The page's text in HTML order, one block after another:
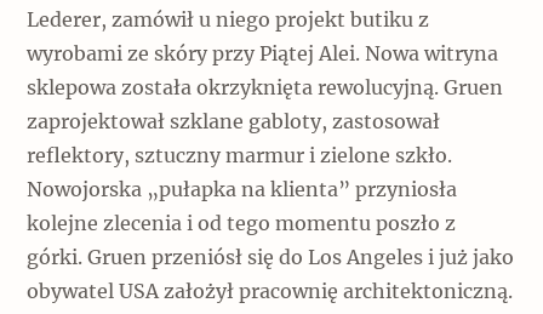
Lederer, zamówił u niego projekt butiku z
wyrobami ze skóry przy Piątej Alei. Nowa witryna
sklepowa została okrzyknięta rewolucyjną. Gruen
zaprojektował szklane gabloty, zastosował
reflektory, sztuczny marmur i zielone szkło.
Nowojorska „pułapka na klienta” przyniosła
kolejne zlecenia i od tego momentu poszło z
górki. Gruen przeniósł się do Los Angeles i już jako
obywatel USA założył pracownię architektoniczną.